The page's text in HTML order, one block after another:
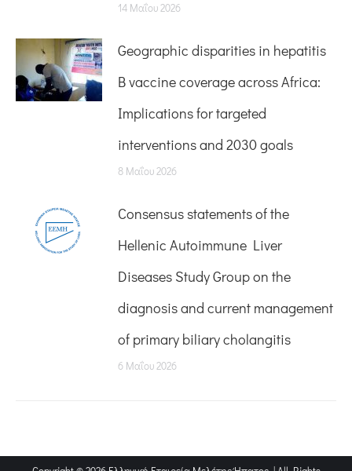
14 Μαΐου 2026
Geographic disparities in hepatitis
B vaccine coverage across Africa:
Implications for targeted
interventions and 2030 goals
8 Μαΐου 2026
Consensus statements of the
Hellenic Autoimmune Liver
Diseases Study Group on the
diagnosis and current management
of primary biliary cholangitis
6 Μαΐου 2026